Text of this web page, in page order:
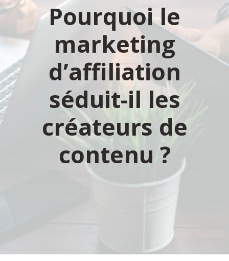
Pourquoi le
marketing
d’affiliation
séduit-il les
créateurs de
contenu ?